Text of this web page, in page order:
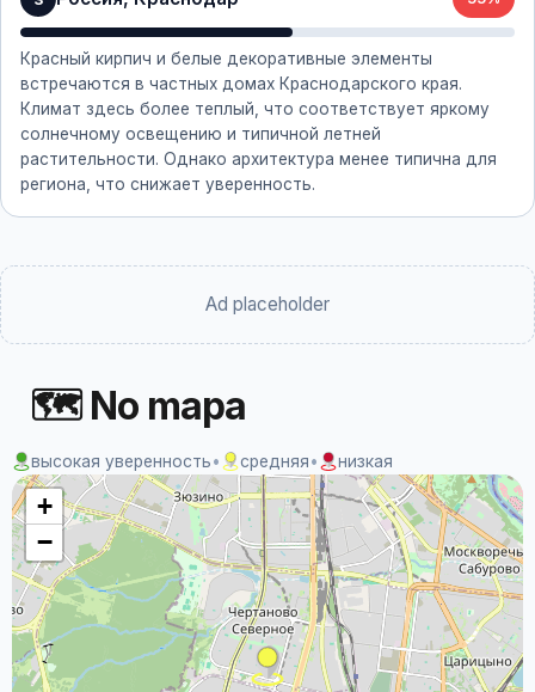
Красный кирпич и белые декоративные элементы
встречаются в частных домах Краснодарского края.
Климат здесь более теплый, что соответствует яркому
солнечному освещению и типичной летней
растительности. Однако архитектура менее типична для
региона, что снижает уверенность.
Ad placeholder
🗺 No mapa
высокая уверенность• средняя• низкая
+
−